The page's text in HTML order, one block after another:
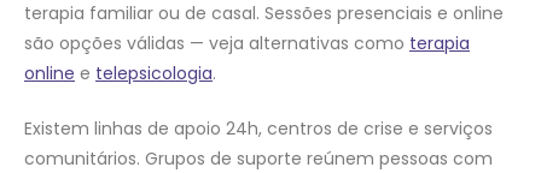
terapia familiar ou de casal. Sessões presenciais e online
são opções válidas — veja alternativas como terapia
online e telepsicologia.
Existem linhas de apoio 24h, centros de crise e serviços
comunitários. Grupos de suporte reúnem pessoas com